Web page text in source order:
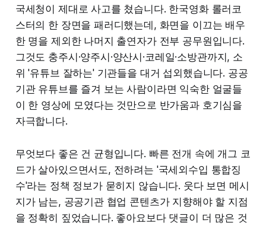
국세청이 제대로 사고를 쳤습니다. 한국영화 롤러코
스터의 한 장면을 패러디했는데, 화면을 이끄는 배우
한 명을 제외한 나머지 출연자가 전부 공무원입니다.
그것도 충주시·양주시·양산시·코레일·소방관까지, 소
위 '유튜브 잘하는' 기관들을 대거 섭외했습니다. 공공
기관 유튜브를 즐겨 보는 사람이라면 익숙한 얼굴들
이 한 영상에 모였다는 것만으로 반가움과 호기심을
자극합니다.
무엇보다 좋은 건 균형입니다. 빠른 전개 속에 개그 코
드가 살아있으면서도, 전하려는 '국세외수입 통합징
수'라는 정책 정보가 묻히지 않습니다. 웃다 보면 메시
지가 남는, 공공기관 협업 콘텐츠가 지향해야 할 지점
을 정확히 짚었습니다. 좋아요보다 댓글이 더 많은 것